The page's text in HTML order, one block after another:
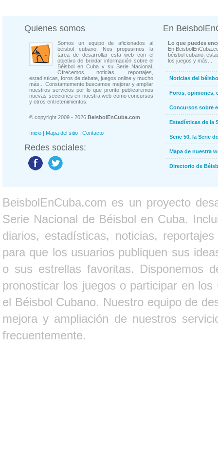
Quienes somos
Somos un equipo de aficionados al
béisbol cubano. Nos propusimos la
tarea de desarrollar esta web con el
objetivo de brindar información sobre el
Béisbol en Cuba y su Serie Nacional.
Ofrecemos noticias, reportajes,
estadísticas, foros de debate, juegos online y mucho
más... Constantemente buscamos mejorar y ampliar
nuestros servicios por lo que pronto publicaremos
nuevas secciones en nuestra web como concursos
y otros entretenimientos.
© copyright 2009 - 2026 BeisbolEnCuba.com
Inicio | Mapa del sitio | Contacto
Redes sociales:
En
Lo que puedes
En
béisbol cubano,
los juegos y más...
Noticias del
Foros, opiniones,
Concursos sobre
Estadísticas de la
Serie 50, la Serie
Mapa de nuestra
Directorio de
BeisbolEnCuba.com es un proyecto
Serie Nacional de Béisbol en Cuba.
diarios, estadísticas, noticias,
para que los usuarios publiquen sus
o sus estrellas favoritas. Disponemos
pronosticar los juegos o participar en
el Béisbol Cubano. Nuestro equipo de
mejora y ampliación de nuestros
frecuentemente.